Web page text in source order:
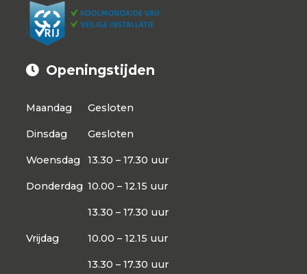
Openingstijden
Maandag Gesloten
Dinsdag Gesloten
Woensdag 13.30 – 17.30 uur
Donderdag 10.00 – 12.15 uur
13.30 – 17.30 uur
Vrijdag 10.00 – 12.15 uur
13.30 – 17.30 uur